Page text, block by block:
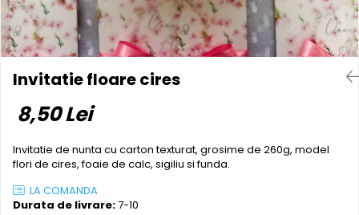
Arcade
Deskuri
Pereti
Mobilier portabil
Mese
Outdoor
Accesorii
Corturi Pliabile
Invitatie floare cires
8,50 Lei
Invitatie de nunta cu carton texturat, grosime de 260g, model
flori de cires, foaie de calc, sigiliu si funda.
LA COMANDA
Durata de livrare:7-10